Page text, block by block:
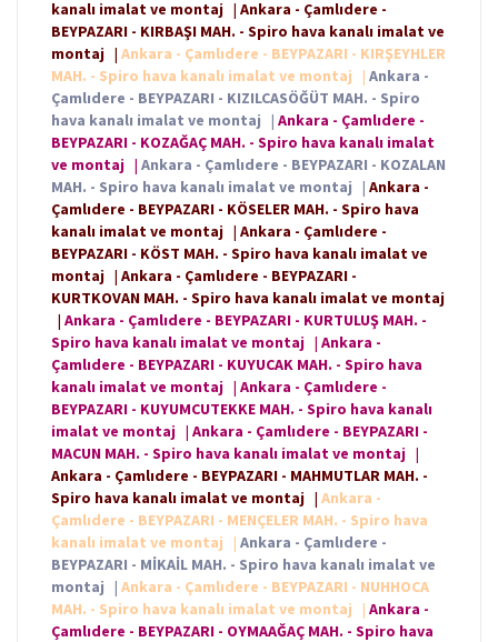
kanalı imalat ve montaj | Ankara - Çamlıdere -
BEYPAZARI - KIRBAŞI MAH. - Spiro hava kanalı imalat ve
montaj | Ankara - Çamlıdere - BEYPAZARI - KIRŞEYHLER
MAH. - Spiro hava kanalı imalat ve montaj
| Ankara -
Çamlıdere - BEYPAZARI - KIZILCASÖĞÜT MAH. - Spiro
hava kanalı imalat ve montaj | Ankara - Çamlıdere -
BEYPAZARI - KOZAĞAÇ MAH. - Spiro hava kanalı imalat
ve montaj | Ankara - Çamlıdere - BEYPAZARI - KOZALAN
MAH. - Spiro hava kanalı imalat ve montaj | Ankara -
Çamlıdere - BEYPAZARI - KÖSELER MAH. - Spiro hava
kanalı imalat ve montaj | Ankara - Çamlıdere -
BEYPAZARI - KÖST MAH. - Spiro hava kanalı imalat ve
montaj | Ankara - Çamlıdere - BEYPAZARI -
KURTKOVAN MAH. - Spiro hava kanalı imalat ve montaj
| Ankara - Çamlıdere - BEYPAZARI - KURTULUŞ MAH. -
Spiro hava kanalı imalat ve montaj | Ankara -
Çamlıdere - BEYPAZARI - KUYUCAK MAH. - Spiro hava
kanalı imalat ve montaj | Ankara - Çamlıdere -
BEYPAZARI - KUYUMCUTEKKE MAH. - Spiro hava kanalı
imalat ve montaj | Ankara - Çamlıdere - BEYPAZARI -
MACUN MAH. - Spiro hava kanalı imalat ve montaj |
Ankara - Çamlıdere - BEYPAZARI - MAHMUTLAR MAH. -
Spiro hava kanalı imalat ve montaj | Ankara -
Çamlıdere - BEYPAZARI - MENÇELER MAH. - Spiro hava
kanalı imalat ve montaj
| Ankara - Çamlıdere -
BEYPAZARI - MİKAİL MAH. - Spiro hava kanalı imalat ve
montaj | Ankara - Çamlıdere - BEYPAZARI - NUHHOCA
MAH. - Spiro hava kanalı imalat ve montaj
| Ankara -
Çamlıdere - BEYPAZARI - OYMAAĞAÇ MAH. - Spiro hava